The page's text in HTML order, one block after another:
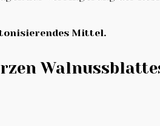
tonisierendes Mittel.